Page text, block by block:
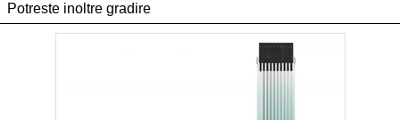
Potreste inoltre gradire